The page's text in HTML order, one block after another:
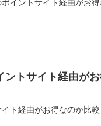
トサイト経由が
ト経由がお得なのか比較